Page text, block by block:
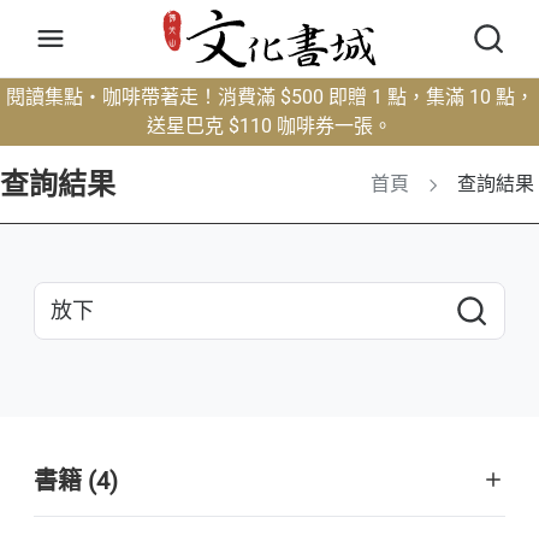
閱讀集點・咖啡帶著走！消費滿 $500 即贈 1 點，集滿 10 點，
送星巴克 $110 咖啡券一張。
查詢結果 首頁 查詢結果
書籍 (4)